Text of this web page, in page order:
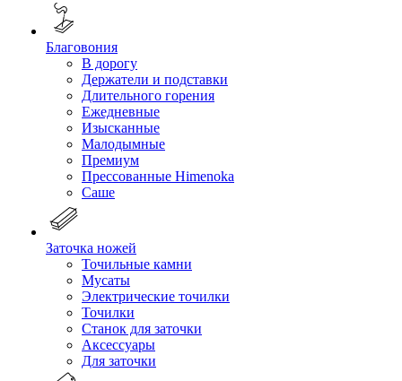
Благовония
В дорогу
Держатели и подставки
Длительного горения
Ежедневные
Изысканные
Малодымные
Премиум
Прессованные Himenoka
Саше
Заточка ножей
Точильные камни
Мусаты
Электрические точилки
Точилки
Станок для заточки
Аксессуары
Для заточки